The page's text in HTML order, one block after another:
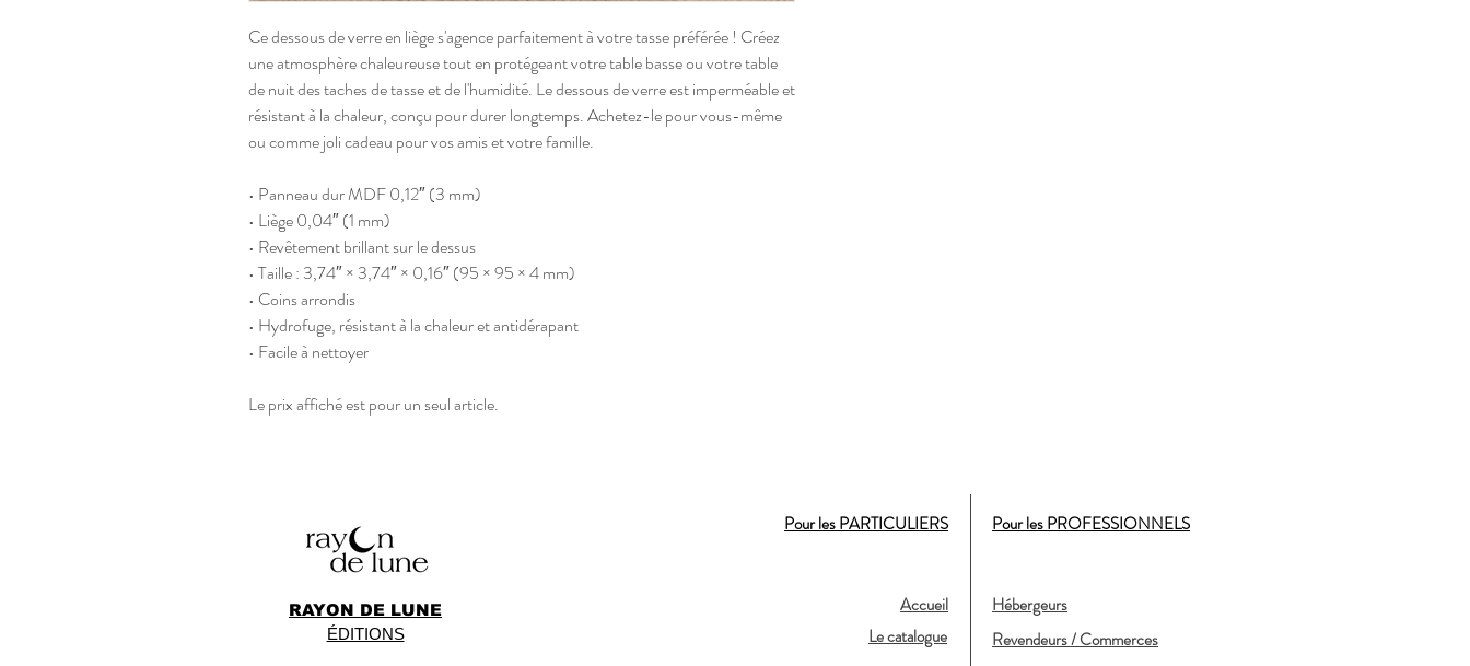
Ce dessous de verre en liège s'agence parfaitement à votre tasse préférée ! Créez
une atmosphère chaleureuse tout en protégeant votre table basse ou votre table
de nuit des taches de tasse et de l'humidité. Le dessous de verre est imperméable et
résistant à la chaleur, conçu pour durer longtemps. Achetez-le pour vous-même
ou comme joli cadeau pour vos amis et votre famille.
• Panneau dur MDF 0,12″ (3 mm)
• Liège 0,04″ (1 mm)
• Revêtement brillant sur le dessus
• Taille : 3,74″ × 3,74″ × 0,16″ (95 × 95 × 4 mm)
• Coins arrondis
• Hydrofuge, résistant à la chaleur et antidérapant
• Facile à nettoyer
Le prix affiché est pour un seul article.
RAYON DE LUNE
ÉDITIONS
Pour les PARTICULIERS Pour les PROFESSIONNELS
Accueil
Le catalogue
Hébergeurs
Revendeurs / Commerces